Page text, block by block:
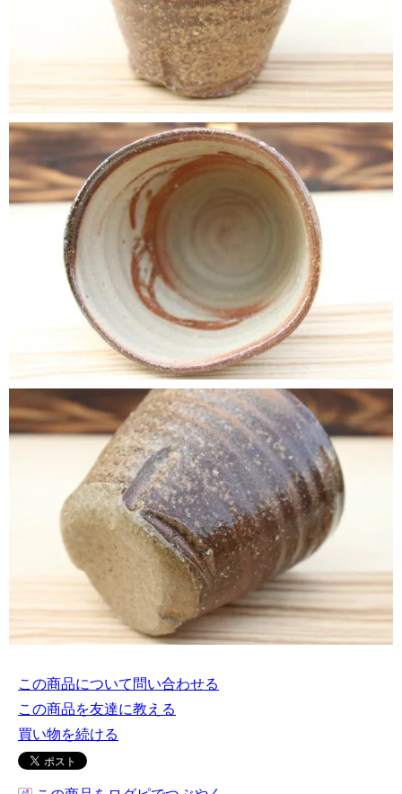
この商品について問い合わせる
この商品を友達に教える
買い物を続ける